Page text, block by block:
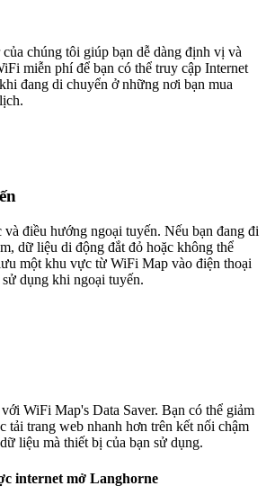
chúng tôi giúp bạn dễ dàng định vị và
miễn phí để bạn có thể truy cập Internet
đang di chuyển ở những nơi bạn mua
điều hướng ngoại tuyến. Nếu bạn đang đi
dữ liệu di động đắt đỏ hoặc không thể
một khu vực từ WiFi Map vào điện thoại
dụng khi ngoại tuyến.
WiFi Map's Data Saver. Bạn có thể giảm
tải trang web nhanh hơn trên kết nối chậm
liệu mà thiết bị của bạn sử dụng.
internet mở Langhorne